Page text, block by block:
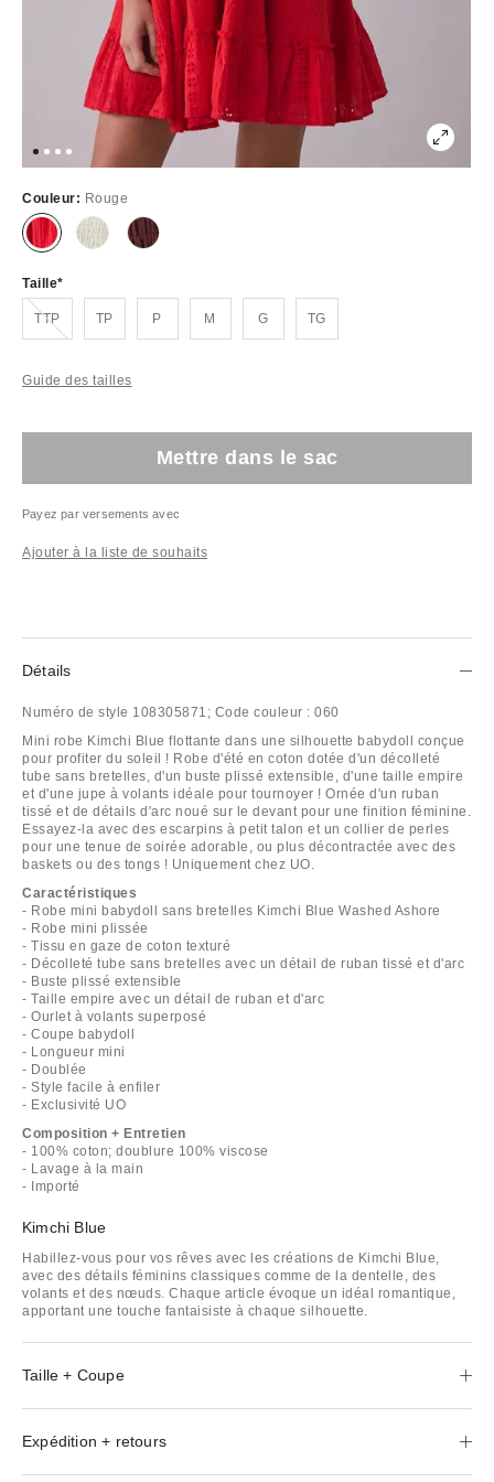
Couleur: Rouge
Taille
TTPÉpuisé TP P M G TG
Guide des tailles
Mettre dans le sac
Payez par versements avec
Ajouter à la liste de souhaits
Détails
Numéro de style 108305871; Code couleur : 060
Mini robe Kimchi Blue flottante dans une silhouette babydoll conçue
pour profiter du soleil ! Robe d'été en coton dotée d'un décolleté
tube sans bretelles, d'un buste plissé extensible, d'une taille empire
et d'une jupe à volants idéale pour tournoyer ! Ornée d'un ruban
tissé et de détails d'arc noué sur le devant pour une finition féminine.
Essayez-la avec des escarpins à petit talon et un collier de perles
pour une tenue de soirée adorable, ou plus décontractée avec des
baskets ou des tongs ! Uniquement chez UO.
Caractéristiques
- Robe mini babydoll sans bretelles Kimchi Blue Washed Ashore
- Robe mini plissée
- Tissu en gaze de coton texturé
- Décolleté tube sans bretelles avec un détail de ruban tissé et d'arc
- Buste plissé extensible
- Taille empire avec un détail de ruban et d'arc
- Ourlet à volants superposé
- Coupe babydoll
- Longueur mini
- Doublée
- Style facile à enfiler
- Exclusivité UO
Composition + Entretien
- 100% coton; doublure 100% viscose
- Lavage à la main
- Importé
Kimchi Blue
Habillez-vous pour vos rêves avec les créations de Kimchi Blue,
avec des détails féminins classiques comme de la dentelle, des
volants et des nœuds. Chaque article évoque un idéal romantique,
apportant une touche fantaisiste à chaque silhouette.
Taille + Coupe
Expédition + retours